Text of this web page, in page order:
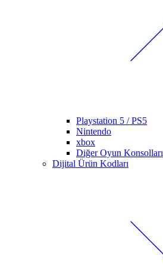
Playstation 5 / PS5
Nintendo
xbox
Diğer Oyun Konsolları
Dijital Ürün Kodları